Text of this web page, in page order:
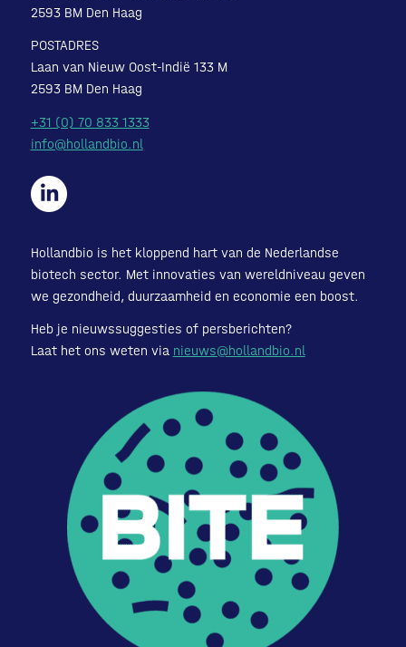
2593 BM Den Haag
POSTADRES
Laan van Nieuw Oost-Indië 133 M
2593 BM Den Haag
+31 (0) 70 833 1333
info@hollandbio.nl
Hollandbio is het kloppend hart van de Nederlandse
biotech sector. Met innovaties van wereldniveau geven
we gezondheid, duurzaamheid en economie een boost.
Heb je nieuwssuggesties of persberichten?
Laat het ons weten via nieuws@hollandbio.nl